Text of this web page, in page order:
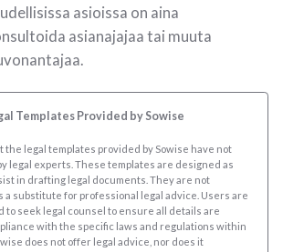
asioissa on aina
asianajajaa tai muuta
Templates Provided by Sowise
the legal templates provided by Sowise have not
legal experts. These templates are designed as
in drafting legal documents. They are not
a substitute for professional legal advice. Users are
to seek legal counsel to ensure all details are
with the specific laws and regulations within
does not offer legal advice, nor does it